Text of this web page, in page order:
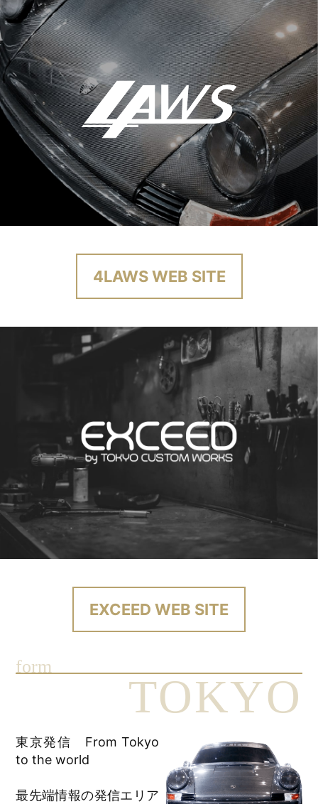
4LAWS WEB SITE
EXCEED WEB SITE
form
TOKYO
東京発信 From Tokyo
to the world
最先端情報の発信エリア